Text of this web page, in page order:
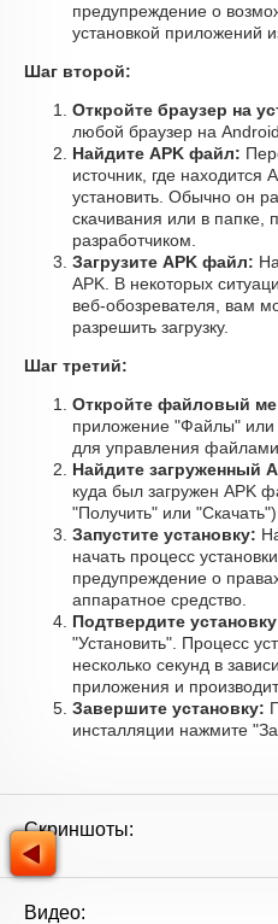
предупреждение о
установкой приложений
Шаг второй:
Откройте браузер на
любой браузер на Android.
Найдите APK файл:
источник, где находится
установить. Обычно он
скачивания или в папке,
разработчиком.
Загрузите APK файл:
APK. В некоторых
веб-обозревателя, вам
разрешить загрузку.
Шаг третий:
Откройте файловый
приложение "Файлы"
для управления
Найдите загруженный
куда был загружен APK
"Получить" или "Скачать").
Запустите установку:
начать процесс
предупреждение о
аппаратное средство.
Подтвердите
"Установить". Процесс
несколько секунд в
приложения и
Завершите установку:
инсталляции нажмите
Скриншоты:
Видео: